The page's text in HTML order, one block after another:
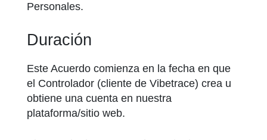
Personales.
Duración
Este Acuerdo comienza en la fecha en que
el Controlador (cliente de Vibetrace) crea u
obtiene una cuenta en nuestra
plataforma/sitio web.